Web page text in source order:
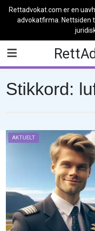
Rettadvokat.com er en
advokatfirma. Nettsiden
content
Stikkord:
AKTUELT